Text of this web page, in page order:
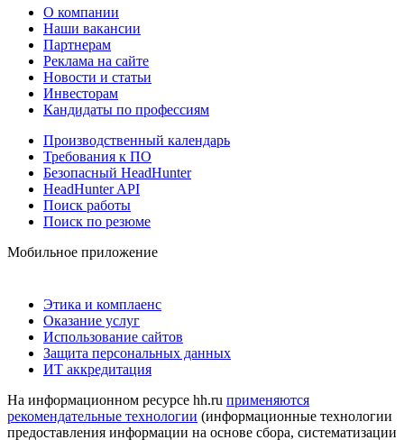
О компании
Наши вакансии
Партнерам
Реклама на сайте
Новости и статьи
Инвесторам
Кандидаты по профессиям
Производственный календарь
Требования к ПО
Безопасный HeadHunter
HeadHunter API
Поиск работы
Поиск по резюме
Мобильное приложение
Этика и комплаенс
Оказание услуг
Использование сайтов
Защита персональных данных
ИТ аккредитация
На информационном ресурсе hh.ru применяются
рекомендательные технологии (информационные технологии
предоставления информации на основе сбора, систематизации